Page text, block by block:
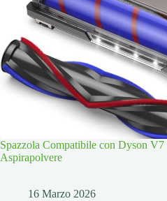
Spazzola Compatibile con Dyson
Aspirapolvere
16 Marzo 2026